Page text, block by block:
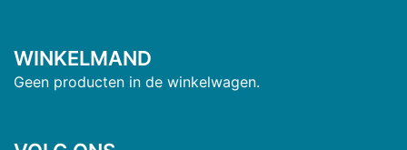
WINKELMAND
Geen producten in de winkelwagen.